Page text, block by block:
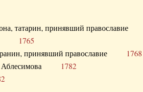
татарин, принявший православие
1765
принявший православие 1768
Аблесимова 1782